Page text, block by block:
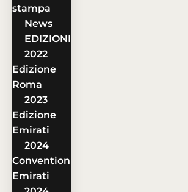
stampa
News
EDIZIONI
2022
Edizione
Roma
2023
Edizione
Emirati
2024
Convention
Emirati